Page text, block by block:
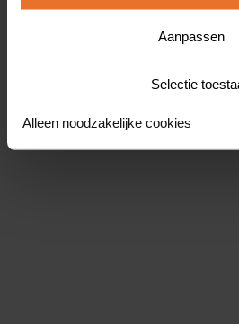
Aanpassen
Selectie
Alleen noodzakelijke cookies